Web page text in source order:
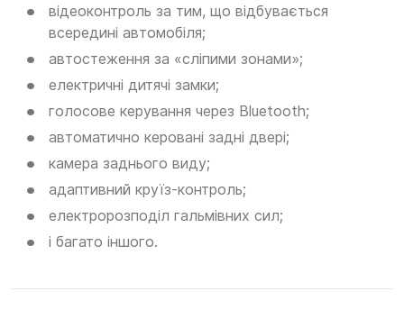
відеоконтроль за тим, що відбувається
всередині автомобіля;
автостеження за «сліпими зонами»;
електричні дитячі замки;
голосове керування через Bluetooth;
автоматично керовані задні двері;
камера заднього виду;
адаптивний круїз-контроль;
електророзподіл гальмівних сил;
і багато іншого.